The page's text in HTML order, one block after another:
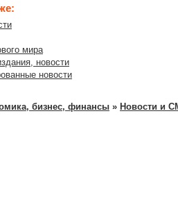
мира
новости
новости
бизнес, финансы » Новости и